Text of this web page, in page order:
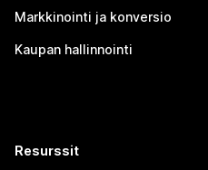
Markkinointi ja konversio
Kaupan hallinnointi
Resurssit